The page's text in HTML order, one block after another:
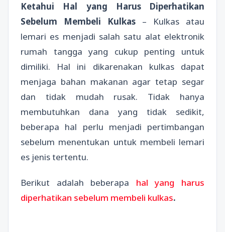
Ketahui Hal yang Harus Diperhatikan
Sebelum Membeli Kulkas – Kulkas atau
lemari es menjadi salah satu alat elektronik
rumah tangga yang cukup penting untuk
dimiliki. Hal ini dikarenakan kulkas dapat
menjaga bahan makanan agar tetap segar
dan tidak mudah rusak. Tidak hanya
membutuhkan dana yang tidak sedikit,
beberapa hal perlu menjadi pertimbangan
sebelum menentukan untuk membeli lemari
es jenis tertentu.
Berikut adalah beberapa hal yang harus
diperhatikan sebelum membeli kulkas.